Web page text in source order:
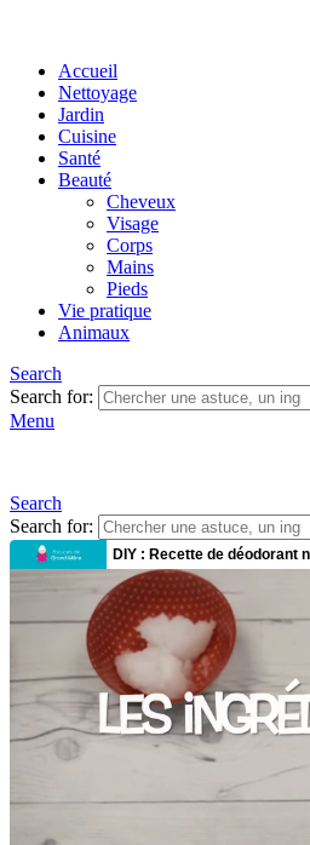
Accueil
Nettoyage
Jardin
Cuisine
Santé
Beauté
Cheveux
Visage
Corps
Mains
Pieds
Vie pratique
Animaux
Search
Search for:
Menu
Search
Search for: